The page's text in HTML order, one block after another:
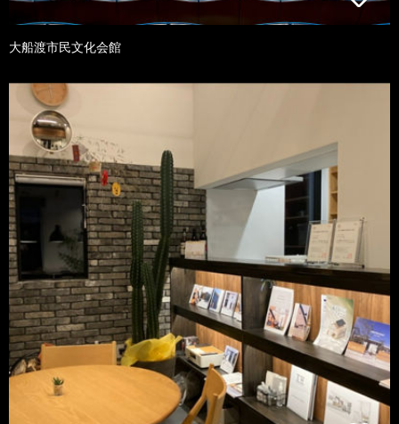
大船渡市民文化会館